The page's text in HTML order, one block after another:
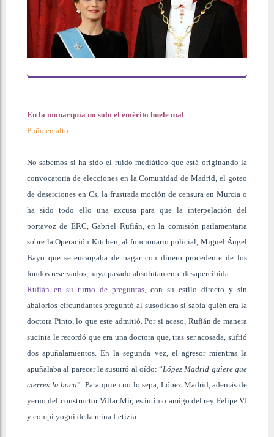
En la monarquía no solo el emérito huele mal
Puño en alto
No sabemos si ha sido el ruido mediático que está originando la
convocatoria de elecciones en la Comunidad de Madrid, el goteo
de deserciones en Cs, la frustrada moción de censura en Murcia o
ha sido todo ello una excusa para que la interpelación del
portavoz de ERC, Gabriel Rufián, en la comisión parlamentaria
sobre la Operación Kitchen, al funcionario policial, Miguel Ángel
Bayo que se encargaba de pagar con dinero procedente de los
fondos reservados, haya pasado absolutamente desapercibida.
Rufián en su turno de preguntas, con su estilo directo y sin
abalorios circundantes preguntó al susodicho si sabía quién era la
doctora Pinto, lo que este admitió. Por si acaso, Rufián de manera
sucinta le recordó que era una doctora que, tras ser acosada, sufrió
dos apuñalamientos. En la segunda vez, el agresor mientras la
apuñalaba al parecer le susurró al oído: “López Madrid quiere que
cierres la boca”. Para quien no lo sepa, López Madrid, además de
yerno del constructor Villar Mir, es íntimo amigo del rey Felipe VI
y compi yogui de la reina Letizia.